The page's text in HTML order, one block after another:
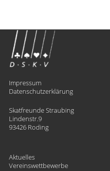
Impressum
Datenschutzerklärung
Skatfreunde Straubing
Lindenstr.9
93426 Roding
Aktuelles
Vereinswettbewerbe